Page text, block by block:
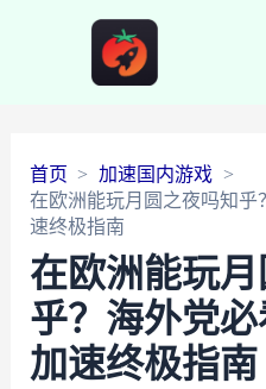
首页
加速国内游戏
在欧洲能玩月圆之夜吗知乎
速终极指南
在欧洲能玩
乎？海外党
加速终极指南